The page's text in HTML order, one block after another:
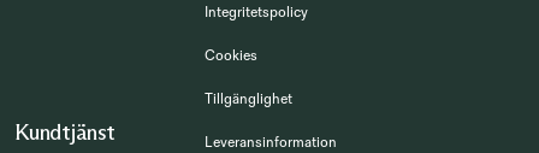
Integritetspolicy
Cookies
Tillgänglighet
Kundtjänst Leveransinformation